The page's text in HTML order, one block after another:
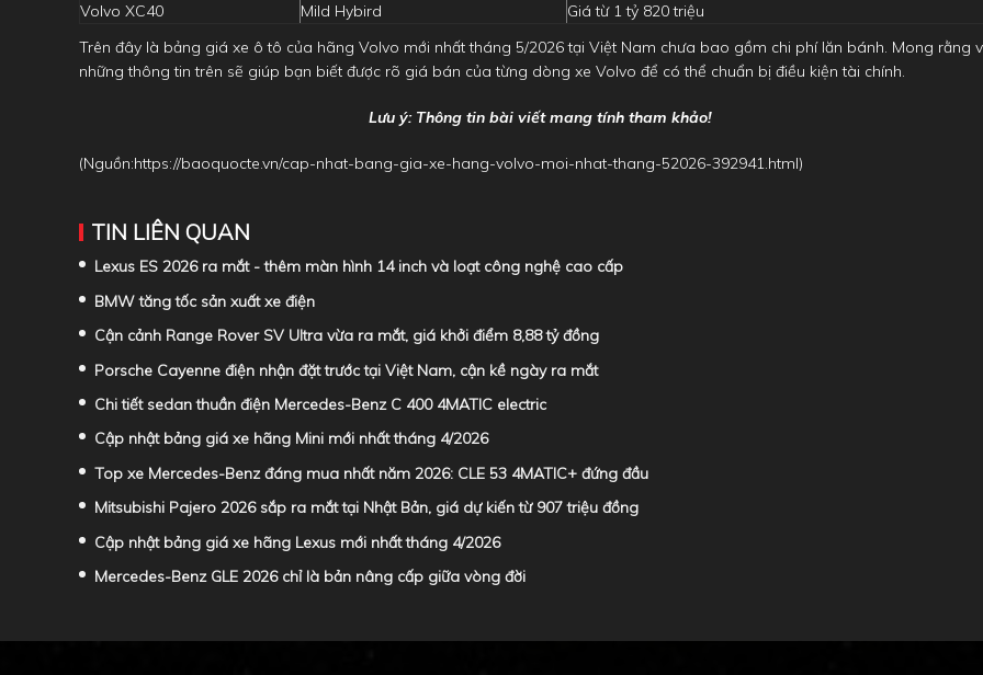
Volvo XC40
Mild Hybird
Giá từ 1 tỷ 820 triệu
Trên đây là bảng giá xe ô tô của hãng Volvo mới nhất tháng 5/2026 tại Việt Nam chưa bao gồm chi phí lăn bánh. Mong rằng
những thông tin trên sẽ giúp bạn biết được rõ giá bán của từng dòng xe Volvo để có thể chuẩn bị điều kiện tài chính.
Lưu ý: Thông tin bài viết mang tính tham khảo!
(Nguồn:https://baoquocte.vn/cap-nhat-bang-gia-xe-hang-volvo-moi-nhat-thang-52026-392941.html)
TIN LIÊN QUAN
Lexus ES 2026 ra mắt - thêm màn hình 14 inch và loạt công nghệ cao cấp
BMW tăng tốc sản xuất xe điện
Cận cảnh Range Rover SV Ultra vừa ra mắt, giá khởi điểm 8,88 tỷ đồng
Porsche Cayenne điện nhận đặt trước tại Việt Nam, cận kề ngày ra mắt
Chi tiết sedan thuần điện Mercedes-Benz C 400 4MATIC electric
Cập nhật bảng giá xe hãng Mini mới nhất tháng 4/2026
Top xe Mercedes-Benz đáng mua nhất năm 2026: CLE 53 4MATIC+ đứng đầu
Mitsubishi Pajero 2026 sắp ra mắt tại Nhật Bản, giá dự kiến từ 907 triệu đồng
Cập nhật bảng giá xe hãng Lexus mới nhất tháng 4/2026
Mercedes-Benz GLE 2026 chỉ là bản nâng cấp giữa vòng đời